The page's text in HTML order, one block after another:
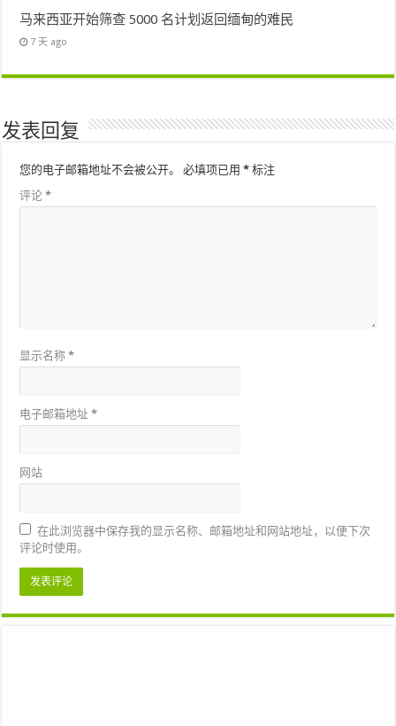
马来西亚开始筛查 5000 名计划返回缅甸的难民
7 天 ago
发表回复
您的电子邮箱地址不会被公开。 必填项已用* 标注
评论*
显示名称*
电子邮箱地址*
网站
在此浏览器中保存我的显示名称、邮箱地址和网站地址，以便下次
评论时使用。